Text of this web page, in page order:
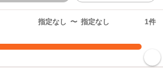
指定なし 〜 指定なし 1件